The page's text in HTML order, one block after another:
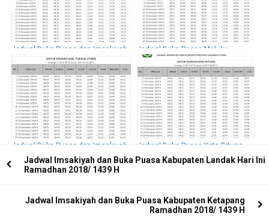
Jadwal Buka Puasa dan Imsakiyah
Luwu Utara 2018 / 1439 H
Jadwal Buka Puasa Maluku
Tenggara Barat Hari Ini Dan
Imsakiyah 2018 / 1439 H
Jadwal Buka Puasa dan Imsakiyah
Jadwal Buka Puasa Kota Bitung
H
Jadwal Imsakiyah dan Buka Puasa Kabupaten Landak Hari Ini
Ramadhan 2018/ 1439 H
Jadwal Imsakiyah dan Buka Puasa Kabupaten Ketapang
Ramadhan 2018/ 1439 H